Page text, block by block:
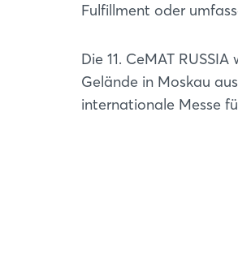
Fulfillment oder
Die 11. CeMAT
Gelände in Moskau
internationale Messe